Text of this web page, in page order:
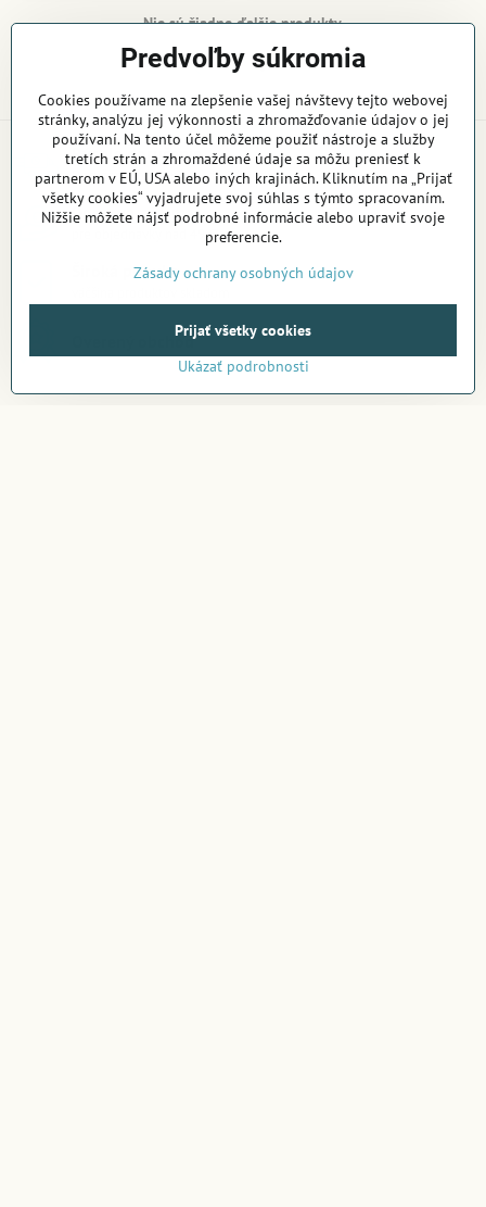
Nie sú žiadne ďalšie produkty.
1 2
Rýchle doručenie
Doručenie objednávky do 24 hodín
Doprava zdarma
pre objednávky nad 49 €
Široká ponuka
Overený obchod
Predvoľby súkromia
Cookies používame na zlepšenie vašej návštevy tejto webovej
stránky, analýzu jej výkonnosti a zhromažďovanie údajov o jej
používaní. Na tento účel môžeme použiť nástroje a služby
tretích strán a zhromaždené údaje sa môžu preniesť k
partnerom v EÚ, USA alebo iných krajinách. Kliknutím na „Prijať
všetky cookies“ vyjadrujete svoj súhlas s týmto spracovaním.
Nižšie môžete nájsť podrobné informácie alebo upraviť svoje
preferencie.
Zásady ochrany osobných údajov
Ukázať podrobnosti
Prijať všetky cookies